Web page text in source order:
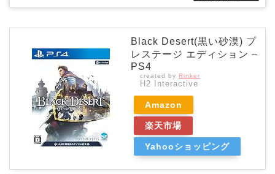
Black Desert(黒い砂漠) プ
レステージ エディション –
PS4
created by Rinker
H2 Interactive
Amazon
楽天市場
Yahooショッピング